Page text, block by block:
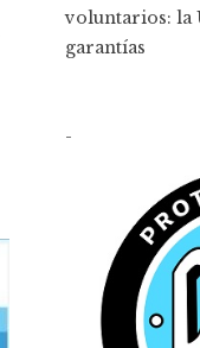
voluntarios: la
garantías
-